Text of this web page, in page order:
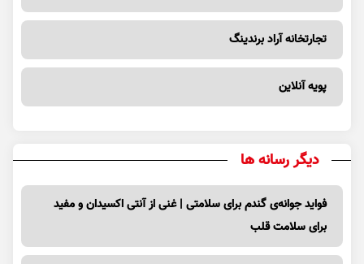
تجارتخانه آراد برندینگ
پویه آنلاین
دیگر رسانه ها
فواید جوانه‌ی گندم برای سلامتی | غنی از آنتی اکسیدان و مفید
برای سلامت قلب